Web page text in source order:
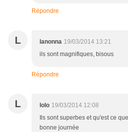
Répondre
L lanonna 19/03/2014 13:21
ils sont magnifiques, bisous
Répondre
L lolo 19/03/2014 12:08
Ils sont superbes et qu'est ce
bonne journée